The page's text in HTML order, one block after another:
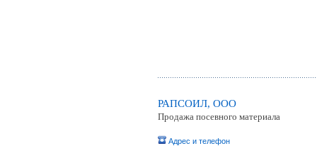
РАПСОИЛ, ООО
Продажа посевного материала
Адрес и телефон